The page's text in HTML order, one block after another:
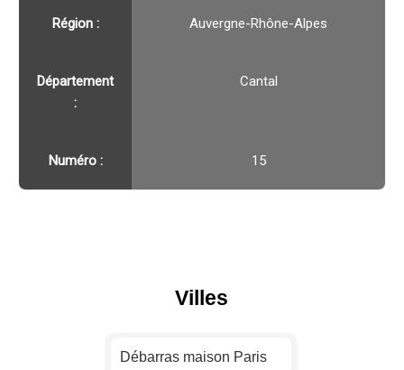
Région :️ Auvergne-Rhône-Alpes
Département
:
Cantal
Numéro : 15
Villes
Débarras maison Paris